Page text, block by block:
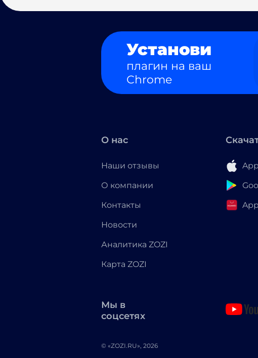
Установи
плагин на ваш
Chrome
О нас
Наши отзывы
О компании
Контакты
Новости
Аналитика ZOZI
Карта ZOZI
Мы в
соцсетях
© «ZOZI.RU», 2026